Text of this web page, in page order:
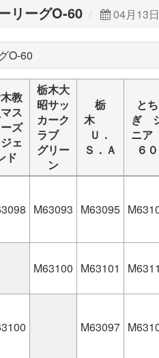
リーグO-60 04月13
O-60
教
ス
ズ
ェ
ド
栃木大
昭サッ
カーク
ラブ
グリー
ン
栃
木
Ｕ．
Ｓ．Ａ
とち
ぎ
ニア
６０
M63093 M63095
M63100 M63101
M63097